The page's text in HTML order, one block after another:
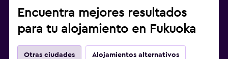
Encuentra mejores resultados
para tu alojamiento en Fukuoka
Otras ciudades Alojamientos alternativos